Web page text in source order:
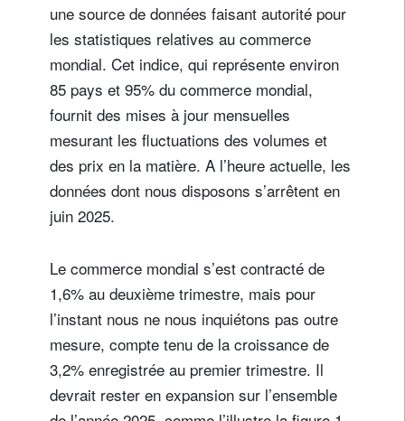
une source de données faisant autorité pour
les statistiques relatives au commerce
mondial. Cet indice, qui représente environ
85 pays et 95% du commerce mondial,
fournit des mises à jour mensuelles
mesurant les fluctuations des volumes et
des prix en la matière. A l’heure actuelle, les
données dont nous disposons s’arrêtent en
juin 2025.
Le commerce mondial s’est contracté de
1,6% au deuxième trimestre, mais pour
l’instant nous ne nous inquiétons pas outre
mesure, compte tenu de la croissance de
3,2% enregistrée au premier trimestre. Il
devrait rester en expansion sur l’ensemble